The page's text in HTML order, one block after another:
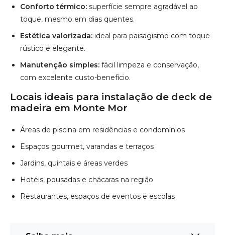
Locais ideais para instalação de deck de
madeira em Monte Mor
Áreas de piscina em residências e condomínios
Espaços gourmet, varandas e terraços
Jardins, quintais e áreas verdes
Hotéis, pousadas e chácaras na região
Restaurantes, espaços de eventos e escolas
Saiba mais
Atendimento